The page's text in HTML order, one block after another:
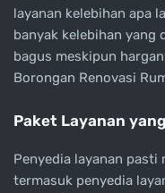
layanan kelebihan apa
banyak kelebihan yang
bagus meskipun
Borongan Renovasi
Paket Layanan
Penyedia layanan
termasuk penyedia